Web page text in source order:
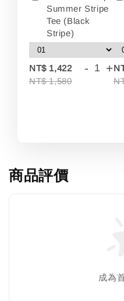
Summer Stripe
Tee (Black
Stripe)
NT$ 1,422
NT$ 1,580
- +
商品評價
成為